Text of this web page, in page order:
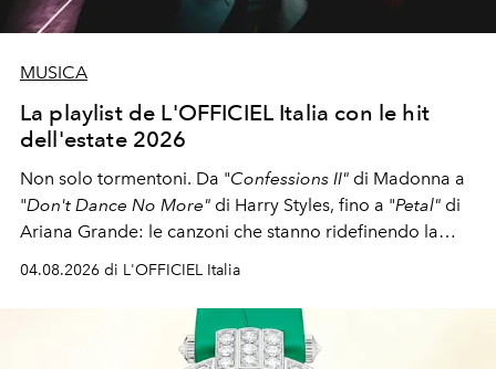
MUSICA
La playlist de L'OFFICIEL Italia con le hit
dell'estate 2026
Non solo tormentoni. Da "Confessions II" di Madonna a
"Don't Dance No More" di Harry Styles, fino a "Petal" di
Ariana Grande: le canzoni che stanno ridefinendo la
colonna sonora della stagione.
04.08.2026 di L'OFFICIEL Italia